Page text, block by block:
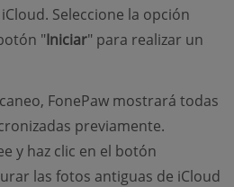
Seleccione la opción
"Iniciar" para realizar un
FonePaw mostrará todas
previamente.
y haz clic en el botón
las fotos antiguas de iCloud